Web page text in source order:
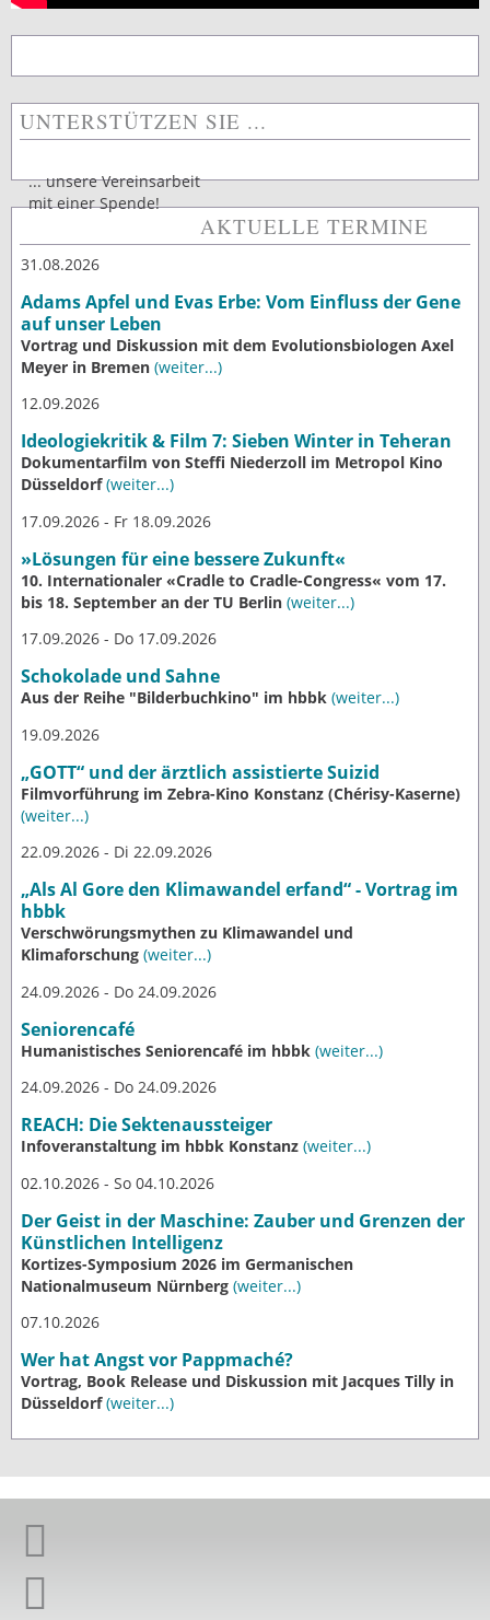
UNTERSTÜTZEN SIE ...
... unsere Vereinsarbeit
mit einer Spende!
AKTUELLE TERMINE
31.08.2026
Adams Apfel und Evas Erbe: Vom Einfluss der Gene
auf unser Leben
Vortrag und Diskussion mit dem Evolutionsbiologen Axel
Meyer in Bremen (weiter...)
12.09.2026
Ideologiekritik & Film 7: Sieben Winter in Teheran
Dokumentarfilm von Steffi Niederzoll im Metropol Kino
Düsseldorf(weiter...)
17.09.2026 - Fr 18.09.2026
»Lösungen für eine bessere Zukunft«
10. Internationaler «Cradle to Cradle-Congress« vom 17.
bis 18. September an der TU Berlin (weiter...)
17.09.2026 - Do 17.09.2026
Schokolade und Sahne
Aus der Reihe "Bilderbuchkino" im hbbk (weiter...)
19.09.2026
„GOTT“ und der ärztlich assistierte Suizid
Filmvorführung im Zebra-Kino Konstanz (Chérisy-Kaserne)
(weiter...)
22.09.2026 - Di 22.09.2026
„Als Al Gore den Klimawandel erfand“ - Vortrag im
hbbk
Verschwörungsmythen zu Klimawandel und
Klimaforschung (weiter...)
24.09.2026 - Do 24.09.2026
Seniorencafé
Humanistisches Seniorencafé im hbbk (weiter...)
24.09.2026 - Do 24.09.2026
REACH: Die Sektenaussteiger
Infoveranstaltung im hbbk Konstanz (weiter...)
02.10.2026 - So 04.10.2026
Der Geist in der Maschine: Zauber und Grenzen der
Künstlichen Intelligenz
Kortizes-Symposium 2026 im Germanischen
Nationalmuseum Nürnberg (weiter...)
07.10.2026
Wer hat Angst vor Pappmaché?
Vortrag, Book Release und Diskussion mit Jacques Tilly in
Düsseldorf(weiter...)
Giordano-Bruno-Stiftung auf Facebook